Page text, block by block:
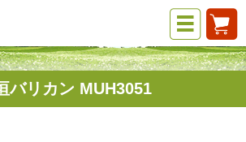
バリカン MUH3051